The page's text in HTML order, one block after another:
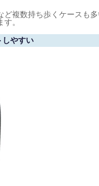
複数持ち歩くケースも
。
しやすい